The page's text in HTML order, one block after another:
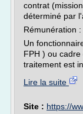
contrat
déterminé par
Rémunération :
Un
FPH ) ou
traitement est
Lire la suite
Site : https://